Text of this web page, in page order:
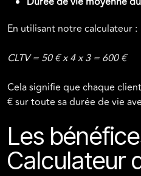
En utilisant notre calculateur :
CLTV = 50 € x 4 x 3 = 600 €
Cela signifie que chaque
€ sur toute sa durée de vie
Les
Calculateur